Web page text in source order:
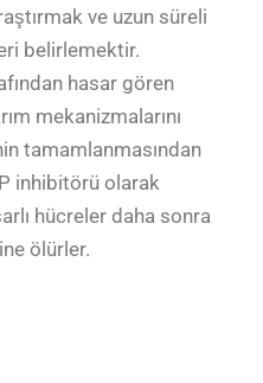
ve uzun süreli
belirlemektir.
hasar gören
mekanizmalarını
tamamlanmasından
inhibitörü olarak
hücreler daha sonra
ölürler.